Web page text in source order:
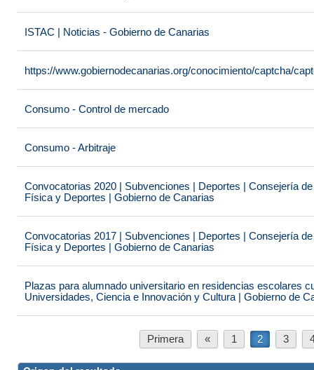
ISTAC | Noticias - Gobierno de Canarias
https://www.gobiernodecanarias.org/conocimiento/captcha/
Consumo - Control de mercado
Consumo - Arbitraje
Convocatorias 2020 | Subvenciones | Deportes | Consejería
Física y Deportes | Gobierno de Canarias
Convocatorias 2017 | Subvenciones | Deportes | Consejería
Física y Deportes | Gobierno de Canarias
Plazas para alumnado universitario en residencias escolares
Universidades, Ciencia e Innovación y Cultura | Gobierno de
Primera « 1 2 3